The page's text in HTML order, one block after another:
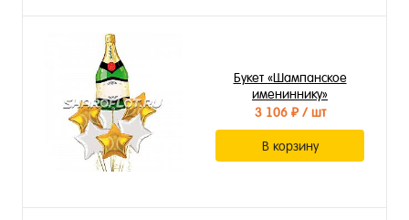
Букет «Шампанское
имениннику»
3 106 ₽/ шт
В корзину